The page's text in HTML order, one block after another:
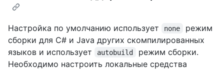
Настройка по умолчанию использует none
режим
сборки для C# и Java других скомпилированных
языков и использует
autobuild
режим сборки.
Необходимо настроить локальные средства